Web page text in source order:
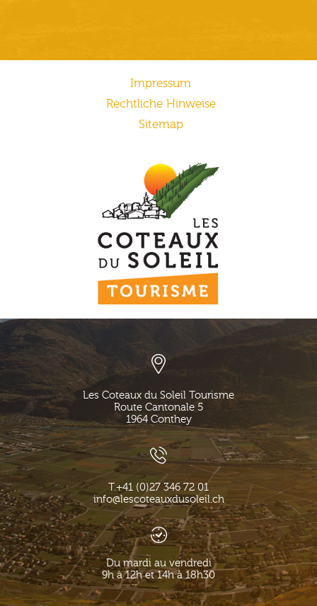
Impressum
Rechtliche Hinweise
Sitemap
Les Coteaux du Soleil Tourisme
Route Cantonale 5
1964 Conthey
T.+41 (0)27 346 72 01
info@lescoteauxdusoleil.ch
Du mardi au vendredi
9h à 12h et 14h à 18h30